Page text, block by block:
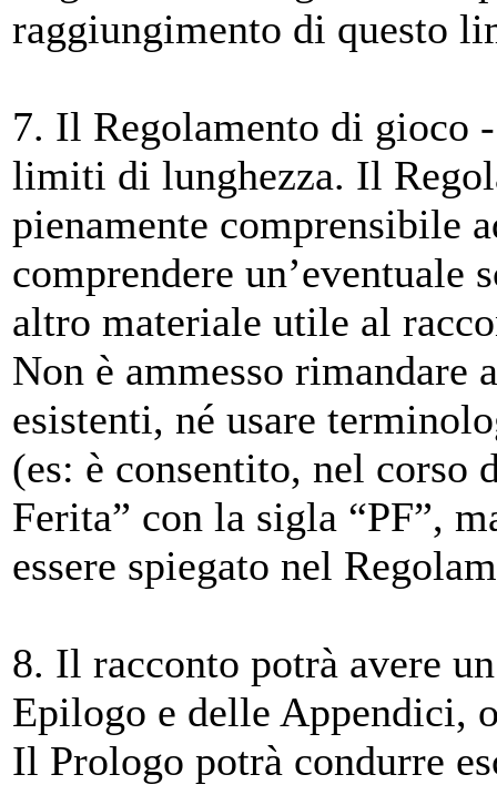
raggiungimento di questo
7. Il Regolamento di gioco
limiti di lunghezza. Il
pienamente comprensibile
comprendere un’eventuale
altro materiale utile al
Non è ammesso
esistenti, né usare
(es: è consentito, nel corso
Ferita” con la sigla “PF”,
essere spiegato nel
8. Il racconto potrà avere
Epilogo e delle Appendici,
Il Prologo potrà condurre